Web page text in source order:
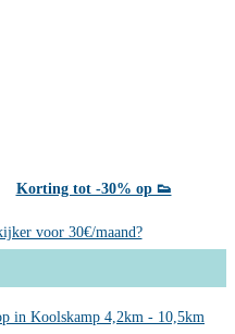
Korting tot -30% op 👟
voor 30€/maand?
in Koolskamp 4,2km - 10,5km